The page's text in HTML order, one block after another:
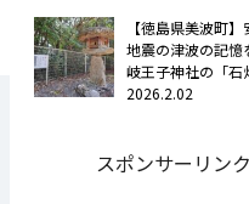
【徳島県美波町
地震の津波の記憶
岐王子神社の「石
2026.2.02
スポンサーリンク